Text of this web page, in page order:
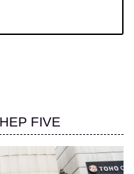
FIVE